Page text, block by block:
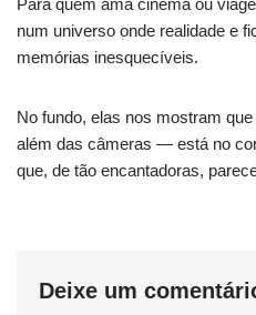
Para quem ama cinema ou
num universo onde realidade e
memórias inesquecíveis.
No fundo, elas nos mostram
além das câmeras — está no
que, de tão encantadoras,
Deixe um